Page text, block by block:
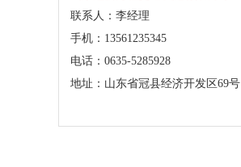
联系人：李经理
手机：13561235345
电话：0635-5285928
地址：山东省冠县经济开发区69号